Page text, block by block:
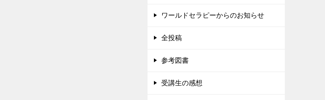
ワールドセラピーからのお知らせ
全投稿
参考図書
受講生の感想